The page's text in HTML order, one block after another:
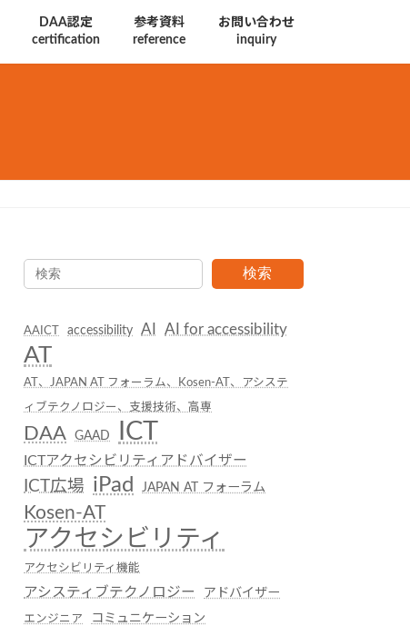
DAA認定
certification
参考資料
reference
お問い合わせ
inquiry
検索
AAICT accessibility AI AI for accessibility
AT
AT、JAPAN AT フォーラム、Kosen-AT、アシステ
ィブテクノロジー、支援技術、高専
DAA GAAD ICT
ICTアクセシビリティアドバイザー
ICT広場 iPad JAPAN AT フォーラム
Kosen-AT
アクセシビリティ
アクセシビリティ機能
アシスティブテクノロジー アドバイザー
エンジニア コミュニケーション